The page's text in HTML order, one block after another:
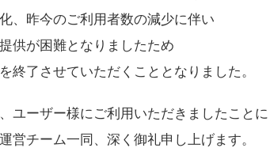
、昨今のご利用者数の減少に伴い
供が困難となりましたため
終了させていただくこととなりました。
ユーザー様にご利用いただきましたことに
営チーム一同、深く御礼申し上げます。